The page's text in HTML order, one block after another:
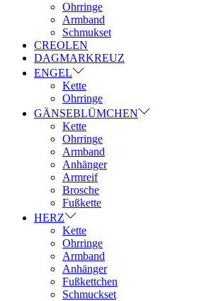
Ohrringe
Armband
Schmukset
CREOLEN
DAGMARKREUZ
ENGEL
Kette
Ohrringe
GÄNSEBLÜMCHEN
Kette
Ohrringe
Armband
Anhänger
Armreif
Brosche
Fußkette
HERZ
Kette
Ohrringe
Armband
Anhänger
Fußkettchen
Schmuckset